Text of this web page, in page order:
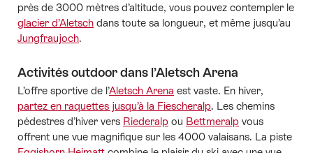
près de 3000 mètres d’altitude, vous pouvez contempler le
glacier d’Aletsch dans toute sa longueur, et même jusqu’au
Jungfraujoch.
Activités outdoor dans l’Aletsch Arena
L’offre sportive de l’Aletsch Arena est vaste. En hiver,
partez en raquettes jusqu’à la Fiescheralp. Les chemins
pédestres d’hiver vers Riederalp ou Bettmeralp vous
offrent une vue magnifique sur les 4000 valaisans. La piste